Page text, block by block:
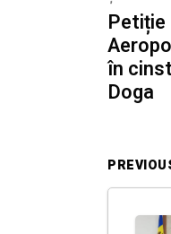
Petiție
în
Doga